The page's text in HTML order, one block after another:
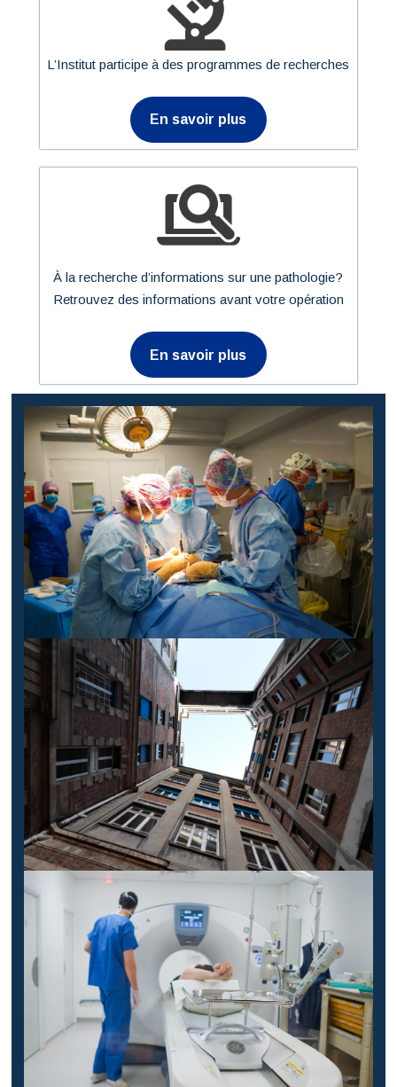
L’Institut participe à des programmes de recherches
En savoir plus
À la recherche d’informations sur une pathologie?
Retrouvez des informations avant votre opération
En savoir plus